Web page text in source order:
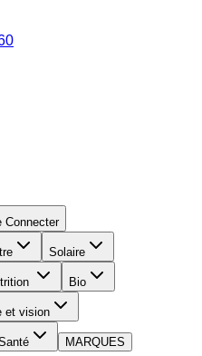
Connecter
Solaire
Bio
et vision
MARQUES